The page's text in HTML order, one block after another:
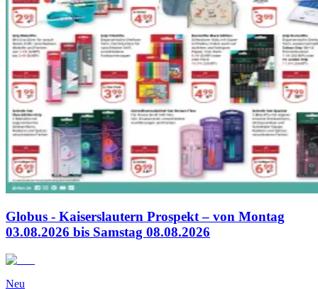
Globus - Kaiserslautern Prospekt – von Montag
03.08.2026 bis Samstag 08.08.2026
Neu